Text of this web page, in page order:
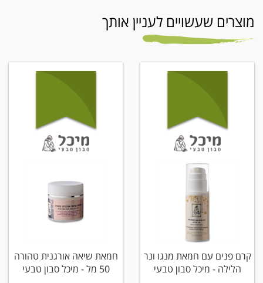
מוצרים שעשויים לעניין אותך
קרם פנים עם חמאת מנגו ונר
הלילה - מיכל סבון טבעי
חמאת שיאה אורגנית טהורה
50 מל - מיכל סבון טבעי